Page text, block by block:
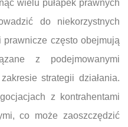
wielu pułapek prawnych
do niekorzystnych
prawnicze często obejmują
z podejmowanymi
strategii działania.
z kontrahentami
co może zaoszczędzić